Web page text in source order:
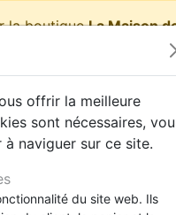
la boutiqueLa Maison
offrir la meilleure
sont nécessaires,
naviguer sur ce site.
du site web. Ils